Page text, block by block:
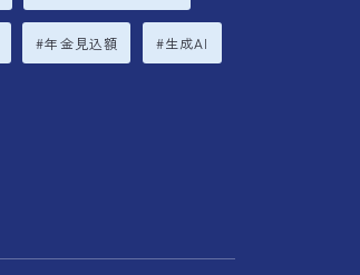
年金見込額 生成AI